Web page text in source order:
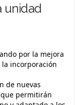
unidad
por la mejora
incorporación
de nuevas
permitirán